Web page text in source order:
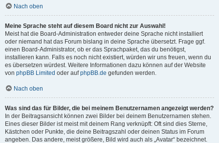
Nach oben
Meine Sprache steht auf diesem Board nicht zur Auswahl!
Meist hat die Board-Administration entweder deine Sprache nicht installiert
oder niemand hat das Forum bislang in deine Sprache übersetzt. Frage ggf.
einen Board-Administrator, ob er das Sprachpaket, das du benötigst,
installieren kann. Falls es noch nicht existiert, würden wir uns freuen, wenn du
es übersetzen würdest. Weitere Informationen dazu können auf der Website
von phpBB Limited oder aufphpBB.de gefunden werden.
Nach oben
Was sind das für Bilder, die bei meinem Benutzernamen angezeigt werden?
In der Beitragsansicht können zwei Bilder bei deinem Benutzernamen stehen.
Eines dieser Bilder ist meist mit deinem Rang verknüpft: Oft sind dies Sterne,
Kästchen oder Punkte, die deine Beitragszahl oder deinen Status im Forum
angeben. Das andere, meist größere, Bild wird auch als „Avatar“ bezeichnet.